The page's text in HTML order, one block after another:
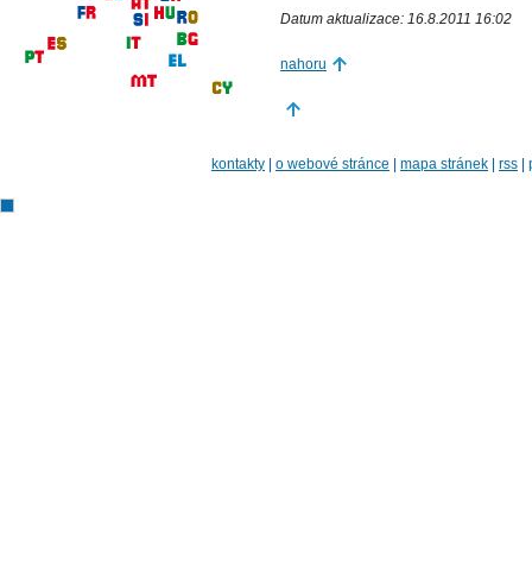
Datum aktualizace: 16.8.2011 16:02
nahoru
kontakty | o webové stránce | mapa stránek | rss |